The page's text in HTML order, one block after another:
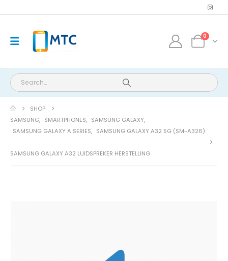
0
SHOP
SAMSUNG, SMARTPHONES, SAMSUNG GALAXY,
SAMSUNG GALAXY A SERIES, SAMSUNG GALAXY A32 5G (SM-A326)
SAMSUNG GALAXY A32 LUIDSPREKER HERSTELLING